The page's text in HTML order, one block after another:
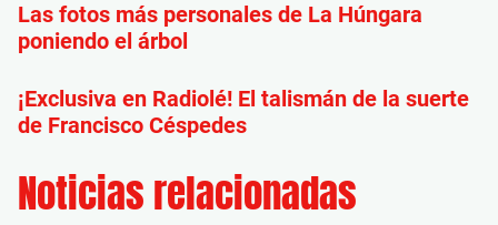
Las fotos más personales de La Húngara
poniendo el árbol
¡Exclusiva en Radiolé! El talismán de la suerte
de Francisco Céspedes
Noticias relacionadas